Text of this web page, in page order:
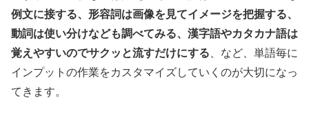
例文に接する、形容詞は画像を見てイメージを把握する、
動詞は使い分けなども調べてみる、漢字語やカタカナ語は
覚えやすいのでサクッと流すだけにする、など、単語毎に
インプットの作業をカスタマイズしていくのが大切になっ
てきます。